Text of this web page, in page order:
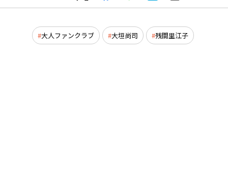
大人ファンクラブ 大垣尚司 残間里江子